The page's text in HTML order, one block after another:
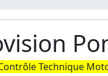
Technique